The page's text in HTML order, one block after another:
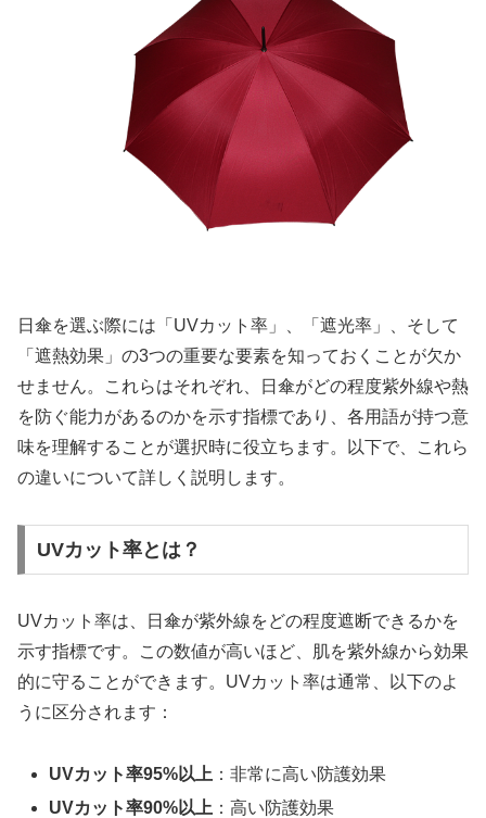
日傘を選ぶ際には「UVカット率」、「遮光率」、そして
「遮熱効果」の3つの重要な要素を知っておくことが欠か
せません。これらはそれぞれ、日傘がどの程度紫外線や熱
を防ぐ能力があるのかを示す指標であり、各用語が持つ意
味を理解することが選択時に役立ちます。以下で、これら
の違いについて詳しく説明します。
UVカット率とは？
UVカット率は、日傘が紫外線をどの程度遮断できるかを
示す指標です。この数値が高いほど、肌を紫外線から効果
的に守ることができます。UVカット率は通常、以下のよ
うに区分されます：
UVカット率95%以上 ：非常に高い防護効果
UVカット率90%以上 ：高い防護効果